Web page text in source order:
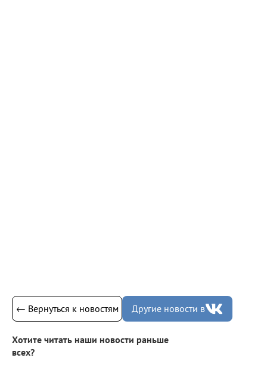
← Вернуться к новостям Другие новости в
Хотите читать наши новости раньше
всех?